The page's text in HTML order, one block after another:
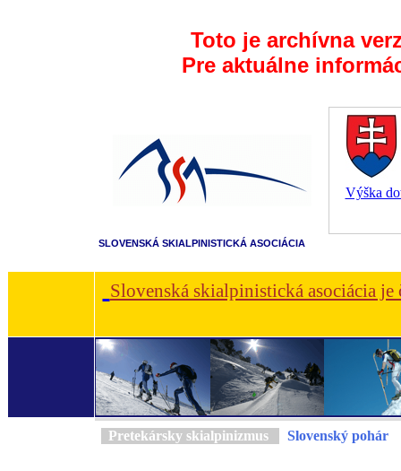
Toto je archívna
Pre aktuálne
Výška
SLOVENSKÁ SKIALPINISTICKÁ ASOCIÁCIA
Slovenská skialpinistická asociácia
Pretekársky skialpinizmus Slovenský pohár